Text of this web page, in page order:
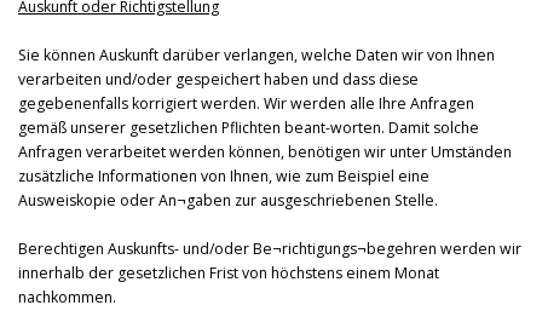
Auskunft oder Richtigstellung
Sie können Auskunft darüber verlangen, welche Daten wir von Ihnen
verarbeiten und/oder gespeichert haben und dass diese
gegebenenfalls korrigiert werden. Wir werden alle Ihre Anfragen
gemäß unserer gesetzlichen Pflichten beant-worten. Damit solche
Anfragen verarbeitet werden können, benötigen wir unter Umständen
zusätzliche Informationen von Ihnen, wie zum Beispiel eine
Ausweiskopie oder An¬gaben zur ausgeschriebenen Stelle.
Berechtigen Auskunfts- und/oder Be¬richtigungs¬begehren werden wir
innerhalb der gesetzlichen Frist von höchstens einem Monat
nachkommen.